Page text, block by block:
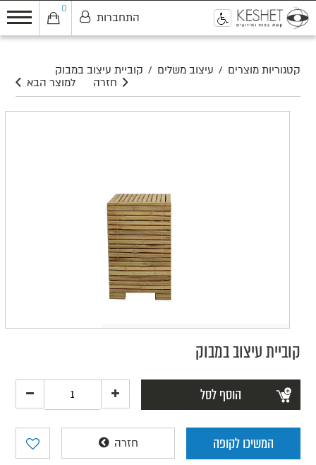
0
התחברות
קטגוריות מוצרים / עיצוב משלים / קוביית עיצוב במבוק
למוצר הבא
חזרה
קוביית עיצוב במבוק
הוסף לסל
המשיכו לקופה חזרה